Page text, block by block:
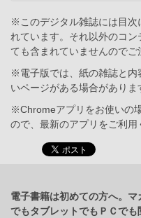
※このデジタル雑誌には目次
れています。それ以外のコ
ても含まれていませんのでご
※電子版では、紙の雑誌と内
いページがある場合がありま
※Chromeアプリをお使いの
ので、最新のアプリをご利用
電子書籍は初めての方へ。
でもタブレットでもＰＣでも